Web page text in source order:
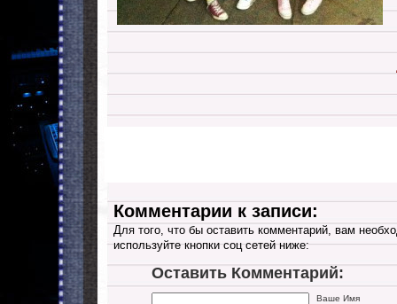
Комментарии к записи:
Для того, что бы оставить комментарий, вам
используйте кнопки соц сетей ниже:
Оставить Комментарий:
Ваше Имя